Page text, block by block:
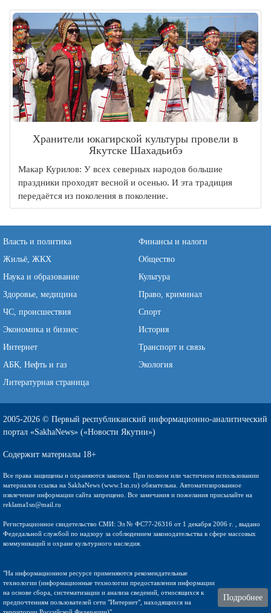
Хранители юкагирской культуры провели в
Якутске Шахадьибэ
Макар Курилов: У всех северных народов большие
праздники проходят весной и осенью. И эта традиция
передаётся из поколения в поколение.
Власть и политика
Финансы и налоги
Жильё, ЖКХ
Общество
Наука и образование
Культура
Здоровье, медицина
Право, криминал
ЧС, происшествия
Спорт
Экономика и бизнес
История
Интернет
Транспорт и связь
АБК, Нефть и газ
Экология
Литературная страница
2005-2026 © Первый республиканский информационно-аналитический
портал «SakhaNews» («Новости Якутии»)
Содержит материалы 18+
Все права защищены и охраняются законом. При полном или частичном использовании
материалов ссылка на SakhaNews (www.1sn.ru) обязательна. Автоматизированное
извлечение информации сайта запрещено. Все замечания и пожелания присылайте на
reklama1sn@mail.ru
Регистрационное свидетельство СМИ: Эл № ФС77-26316 от 1 декабря 2006 г. , выдано
Федедальной службой по надзору за соблюдением законодательства в сфере массовых
коммуникаций и охране культурного наследия.
"На информационном ресурсе применяются рекомендательные
технологии (информационные технологии предоставления информации
на основе сбора, систематизации и анализа сведений, относящихся к
предпочтениям пользователей сети "Интернет", находящихся на
Подробнее